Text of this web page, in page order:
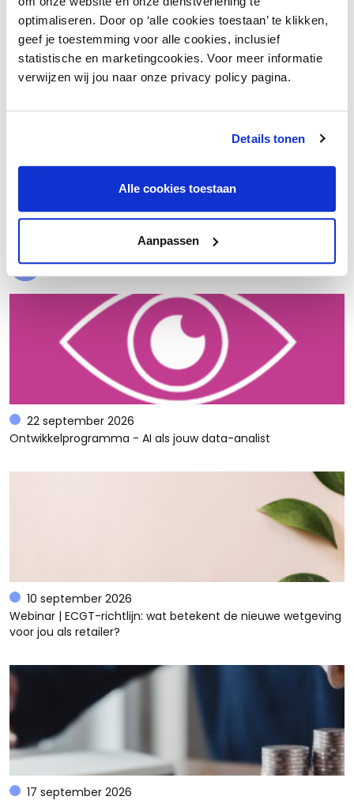
optimaliseren. Door op ‘alle cookies toestaan’ te klikken,
geef je toestemming voor alle cookies, inclusief
statistische en marketingcookies. Voor meer informatie
verwijzen wij jou naar onze privacy policy pagina.
Details tonen
Alle cookies toestaan
Aanpassen
Laad meer
Evenementen
22 september 2026
Ontwikkelprogramma - AI als jouw data-analist
10 september 2026
Webinar | ECGT-richtlijn: wat betekent de nieuwe wetgeving
voor jou als retailer?
17 september 2026